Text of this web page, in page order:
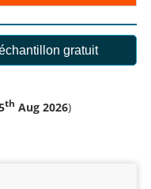
gratuit
th Aug 2026)